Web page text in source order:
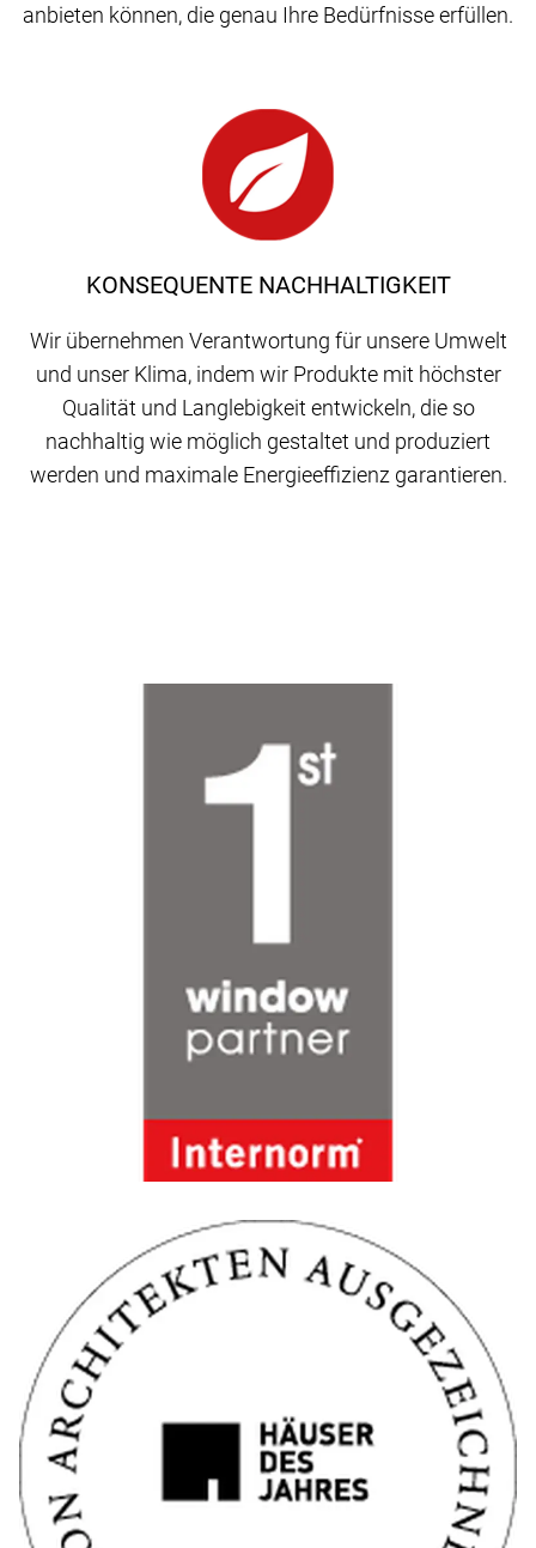
KONSEQUENTE NACHHALTIGKEIT
Wir übernehmen Verantwortung für unsere Umwelt
und unser Klima, indem wir Produkte mit höchster
Qualität und Langlebigkeit entwickeln, die so
nachhaltig wie möglich gestaltet und produziert
werden und maximale Energieeffizienz garantieren.
anbieten können, die genau Ihre Bedürfnisse erfüllen.